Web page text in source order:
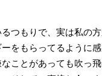
つもりで、実は私の
をもらってるように
ことがあっても吹っ